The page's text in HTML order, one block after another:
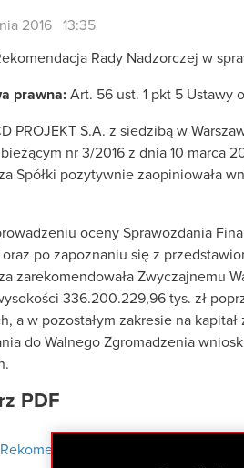
2016 13:35
Rady Nadzorczej w
prawna: Art. 56 ust. 1 pkt 5 Ustawy
PROJEKT S.A. z siedzibą w
nr 3/2016 z dnia 10 marca
Spółki pozytywnie zaopiniowała
oceny Sprawozdania
oraz po zapoznaniu się z
zarekomendowała Zwyczajnemu
336.200.229,96 tys. zł
a w pozostałym zakresie na
do Walnego Zgromadzenia
PDF
Rekomendacja Rady Nadzorczej w